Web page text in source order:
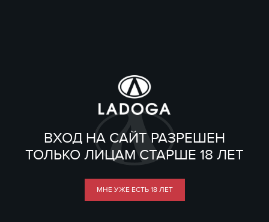
ВХОД НА САЙТ РАЗРЕШЕН
ТОЛЬКО ЛИЦАМ СТАРШЕ 18 ЛЕТ
МНЕ УЖЕ ЕСТЬ 18 ЛЕТ